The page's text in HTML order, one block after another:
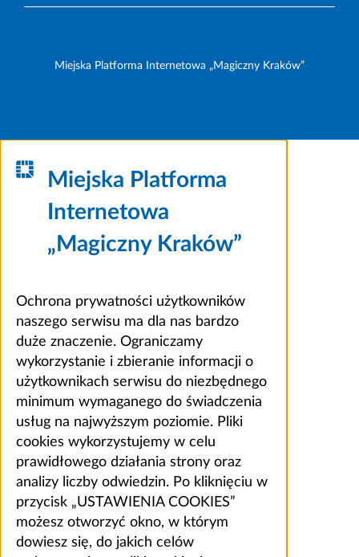
Miejska Platforma Internetowa „Magiczny Kraków”
Miejska Platforma
Internetowa
„Magiczny Kraków”
Ochrona prywatności użytkowników
naszego serwisu ma dla nas bardzo
duże znaczenie. Ograniczamy
wykorzystanie i zbieranie informacji o
użytkownikach serwisu do niezbędnego
minimum wymaganego do świadczenia
usług na najwyższym poziomie. Pliki
cookies wykorzystujemy w celu
prawidłowego działania strony oraz
analizy liczby odwiedzin. Po kliknięciu w
przycisk „USTAWIENIA COOKIES”
możesz otworzyć okno, w którym
dowiesz się, do jakich celów